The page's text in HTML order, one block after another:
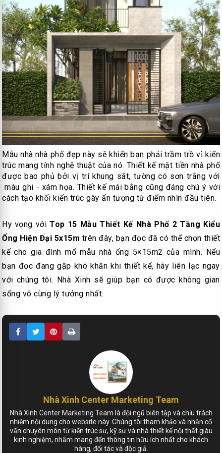
Mẫu nhà nhà phố đẹp này sẽ khiến bạn phải trầm trồ vì kiến
trúc mang tính nghệ thuật của nó. Thiết kế mặt tiền nhà phố
được bao phủ bởi vị trí khung sắt, tường có sơn trắng với
màu ghi - xám họa. Thiết kế mái bằng cũng đáng chú ý với
cách tạo khối kiến trúc gây ấn tượng từ điểm nhìn đầu tiên.
Hy vọng vớiTop 15 Mẫu Thiết Kế Nhà Phố 2 Tầng Kiểu
Ống Hiện Đại 5x15m trên đây, bạn đọc đã có thể chọn thiết
kế cho gia đình mổ mẫu nhà ống 5×15m2 của mình. Nếu
bạn đọc đang gặp khó khăn khi thiết kế, hãy liên lạc ngay
với chúng tôi. Nhà Xinh sẽ giúp bạn có được không gian
sống vô cùng lý tưởng nhất.
Nhà Xinh Center Marketing Team
Nhà Xinh Center Marketing Team là đội ngũ biên tập và chịu trách
nhiệm nội dung cho website này. Chúng tôi tham khảo và nhận cố
vấn chuyên môn từ kiến trúc sư, kỹ sư và nhà thiết kế nội thất giàu
kinh nghiệm, nhằm mang đến thông tin hữu ích nhất cho khách
hàng, đối tác và độc giả.